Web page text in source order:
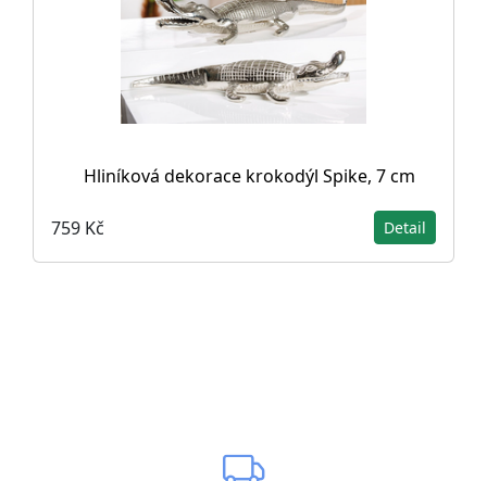
Hliníková dekorace krokodýl Spike, 7 cm
759 Kč Detail